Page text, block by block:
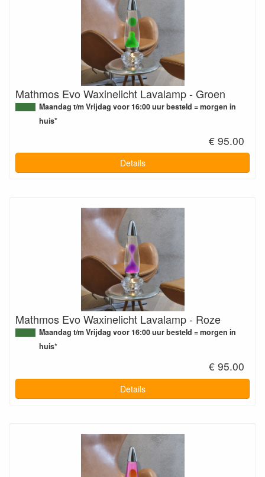
Mathmos Evo Waxinelicht Lavalamp - Groen
Maandag t/m Vrijdag voor 16:00 uur besteld = morgen in
huis*
€ 95.00
Details
Mathmos Evo Waxinelicht Lavalamp - Roze
Maandag t/m Vrijdag voor 16:00 uur besteld = morgen in
huis*
€ 95.00
Details